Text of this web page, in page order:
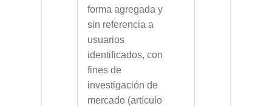
forma agregada y
sin referencia a
usuarios
identificados, con
fines de
investigación de
mercado (artículo